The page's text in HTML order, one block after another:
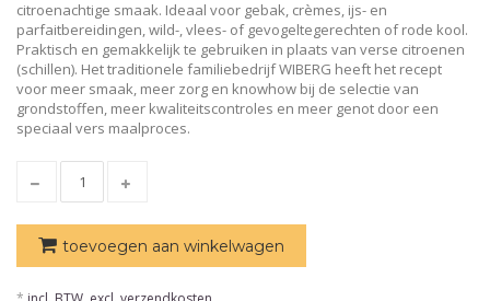
citroenachtige smaak. Ideaal voor gebak, crèmes, ijs- en
parfaitbereidingen, wild-, vlees- of gevogeltegerechten of rode kool.
Praktisch en gemakkelijk te gebruiken in plaats van verse citroenen
(schillen). Het traditionele familiebedrijf WIBERG heeft het recept
voor meer smaak, meer zorg en knowhow bij de selectie van
grondstoffen, meer kwaliteitscontroles en meer genot door een
speciaal vers maalproces.
toevoegen aan winkelwagen